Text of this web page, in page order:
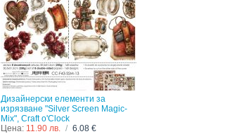
Дизайнерски елементи за
изрязване "Silver Screen Magic-
Mix", Craft o'Clock
Цена: 11.90 лв. / 6.08 €